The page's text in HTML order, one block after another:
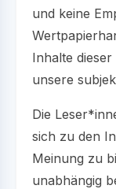
und keine
Inhalte
unsere
Die
sich zu den
Meinung zu
unabhängig